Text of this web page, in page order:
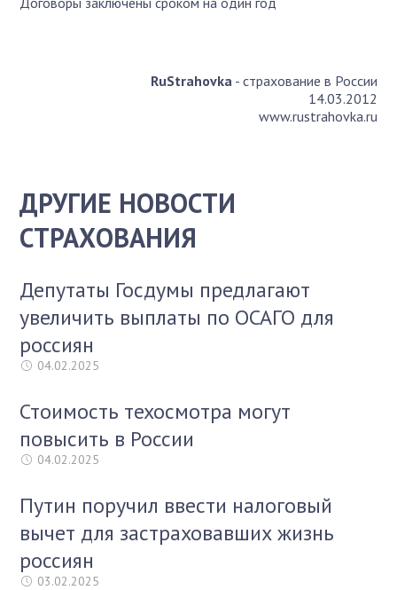
RuStrahovka- страхование в России
14.03.2012
www.rustrahovka.ru
ДРУГИЕ НОВОСТИ
СТРАХОВАНИЯ
Депутаты Госдумы предлагают
увеличить выплаты по ОСАГО для
россиян
04.02.2025
Стоимость техосмотра могут
повысить в России
04.02.2025
Путин поручил ввести налоговый
вычет для застраховавших жизнь
россиян
03.02.2025